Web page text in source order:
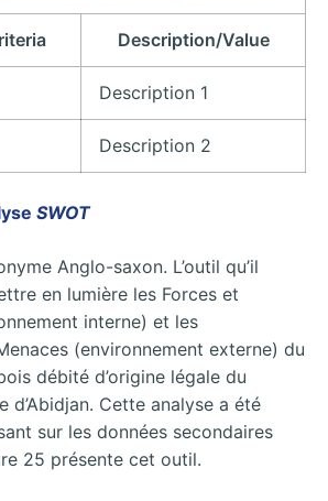
Description/Value
Description 1
Description 2
SWOT
Anglo-saxon. L’outil qu’il
en lumière les Forces et
interne) et les
(environnement externe) du
débité d’origine légale du
d’Abidjan. Cette analyse a été
sur les données secondaires
25 présente cet outil.